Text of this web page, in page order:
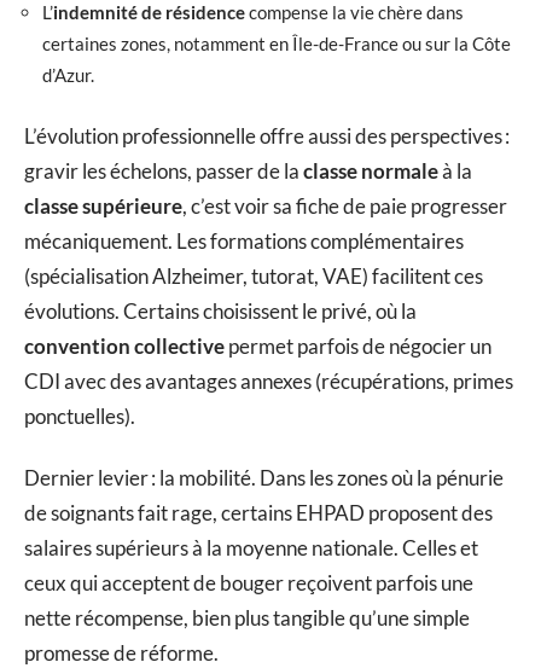
L’indemnité de résidencecompense la vie chère dans
certaines zones, notamment en Île-de-France ou sur la Côte
d’Azur.
L’évolution professionnelle offre aussi des perspectives :
gravir les échelons, passer de laclasse normaleà la
classe supérieure, c’est voir sa fiche de paie progresser
mécaniquement. Les formations complémentaires
(spécialisation Alzheimer, tutorat, VAE) facilitent ces
évolutions. Certains choisissent le privé, où la
convention collectivepermet parfois de négocier un
CDI avec des avantages annexes (récupérations, primes
ponctuelles).
Dernier levier : la mobilité. Dans les zones où la pénurie
de soignants fait rage, certains EHPAD proposent des
salaires supérieurs à la moyenne nationale. Celles et
ceux qui acceptent de bouger reçoivent parfois une
nette récompense, bien plus tangible qu’une simple
promesse de réforme.